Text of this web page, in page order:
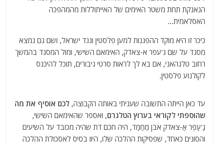
הנאנקת תחת משטר האימים של האייתוללות מהמהפכה
האסלאמית…
כיכר זו היא מוקד ההפגנות למען פלסטין ונגד ישראל, ושם גם נמצא
מסגד על שם ג'עפר א-צאדק, האימאם השישי, ומול המסגד בהמשך
רחוב טלגהאני, אם בא לך לראות סרטי גיבורים, תוכל להיכנס
לקולנוע פלסטין.
עד כאן הייתה התשובה שעניתי באותה הקבוצה,לכם אוסיף את מה
שהוספתי לקוראי בערוץ הטלגרם, ואספר שהאימאם השישי,
גַ'עַפְר אַ-צאדק אבן מֻחַמַד, היה חכם דת שהיה מכובד על השיעים
והסונים כאחד, שפסיקות ההלכה שלו, היוו בסיס לאסכולת ההלכה